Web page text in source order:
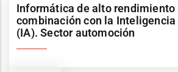
Informática de alto rendimiento
combinación con la
(IA). Sector automoción